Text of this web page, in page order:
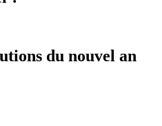
du nouvel an